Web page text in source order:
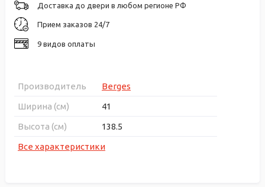
Доставка до двери в любом регионе РФ
Прием заказов 24/7
9 видов оплаты
Производитель
Berges
Ширина (см)
41
Высота (см)
138.5
Все характеристики